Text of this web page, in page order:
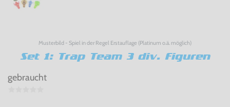
Musterbild - Spiel in der Regel Erstauflage (Platinum o.ä. möglich)
Set 1: Trap Team 3 div. Figuren
gebraucht